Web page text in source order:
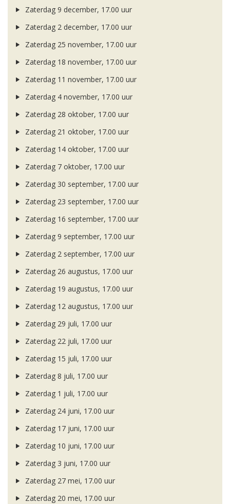
Zaterdag 9 december, 17.00 uur
Zaterdag 2 december, 17.00 uur
Zaterdag 25 november, 17.00 uur
Zaterdag 18 november, 17.00 uur
Zaterdag 11 november, 17.00 uur
Zaterdag 4 november, 17.00 uur
Zaterdag 28 oktober, 17.00 uur
Zaterdag 21 oktober, 17.00 uur
Zaterdag 14 oktober, 17.00 uur
Zaterdag 7 oktober, 17.00 uur
Zaterdag 30 september, 17.00 uur
Zaterdag 23 september, 17.00 uur
Zaterdag 16 september, 17.00 uur
Zaterdag 9 september, 17.00 uur
Zaterdag 2 september, 17.00 uur
Zaterdag 26 augustus, 17.00 uur
Zaterdag 19 augustus, 17.00 uur
Zaterdag 12 augustus, 17.00 uur
Zaterdag 29 juli, 17.00 uur
Zaterdag 22 juli, 17.00 uur
Zaterdag 15 juli, 17.00 uur
Zaterdag 8 juli, 17.00 uur
Zaterdag 1 juli, 17.00 uur
Zaterdag 24 juni, 17.00 uur
Zaterdag 17 juni, 17.00 uur
Zaterdag 10 juni, 17.00 uur
Zaterdag 3 juni, 17.00 uur
Zaterdag 27 mei, 17.00 uur
Zaterdag 20 mei, 17.00 uur